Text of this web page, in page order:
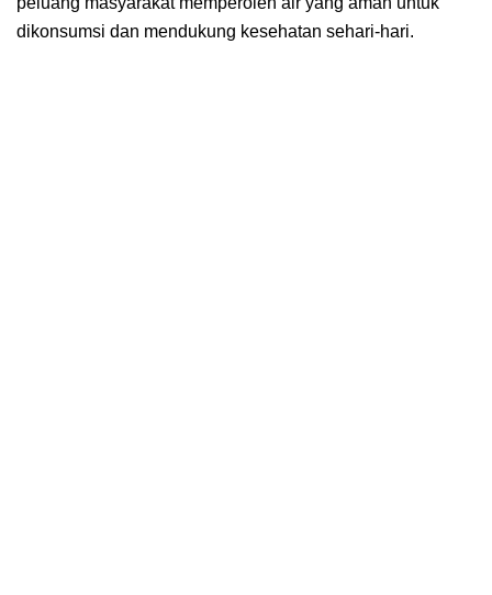
dikonsumsi dan mendukung kesehatan sehari-hari.